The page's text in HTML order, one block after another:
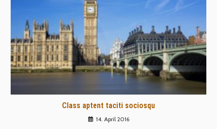
Class aptent taciti sociosqu
14. April 2016